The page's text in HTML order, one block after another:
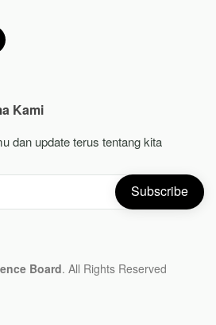
Kami
dan update terus tentang kita
Board. All Rights Reserved